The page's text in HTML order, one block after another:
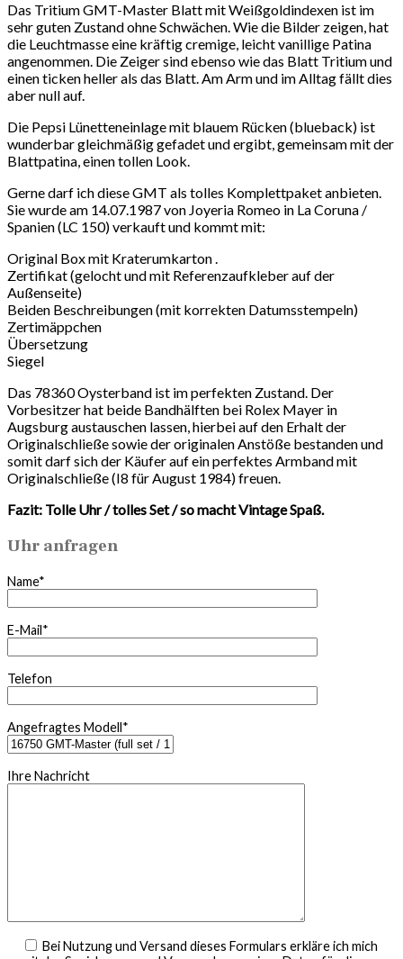
Das Tritium GMT-Master Blatt mit Weißgoldindexen ist im
sehr guten Zustand ohne Schwächen. Wie die Bilder zeigen, hat
die Leuchtmasse eine kräftig cremige, leicht vanillige Patina
angenommen. Die Zeiger sind ebenso wie das Blatt Tritium und
einen ticken heller als das Blatt. Am Arm und im Alltag fällt dies
aber null auf.
Die Pepsi Lünetteneinlage mit blauem Rücken (blueback) ist
wunderbar gleichmäßig gefadet und ergibt, gemeinsam mit der
Blattpatina, einen tollen Look.
Gerne darf ich diese GMT als tolles Komplettpaket anbieten.
Sie wurde am 14.07.1987 von Joyeria Romeo in La Coruna /
Spanien (LC 150) verkauft und kommt mit:
Original Box mit Kraterumkarton .
Zertifikat (gelocht und mit Referenzaufkleber auf der
Außenseite)
Beiden Beschreibungen (mit korrekten Datumsstempeln)
Zertimäppchen
Übersetzung
Siegel
Das 78360 Oysterband ist im perfekten Zustand. Der
Vorbesitzer hat beide Bandhälften bei Rolex Mayer in
Augsburg austauschen lassen, hierbei auf den Erhalt der
Originalschließe sowie der originalen Anstöße bestanden und
somit darf sich der Käufer auf ein perfektes Armband mit
Originalschließe (I8 für August 1984) freuen.
Fazit: Tolle Uhr / tolles Set / so macht Vintage Spaß.
Uhr anfragen
Name*
E-Mail*
Telefon
Angefragtes Modell*
Ihre Nachricht
Bei Nutzung und Versand dieses Formulars erkläre ich mich